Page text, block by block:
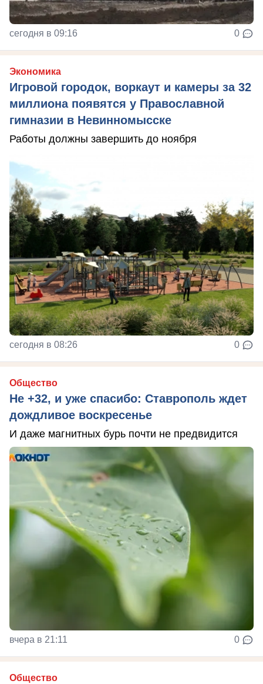
сегодня в 09:16 0
Экономика
Игровой городок, воркаут и камеры за 32
миллиона появятся у Православной
гимназии в Невинномысске
Работы должны завершить до ноября
сегодня в 08:26 0
Общество
Не +32, и уже спасибо: Ставрополь ждет
дождливое воскресенье
И даже магнитных бурь почти не предвидится
вчера в 21:11 0
Общество